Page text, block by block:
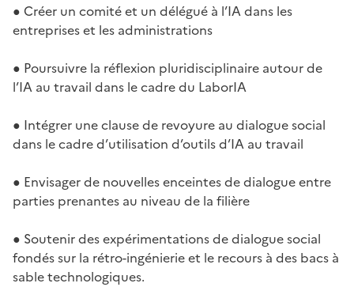
● Créer un comité et un délégué à l’IA dans les
entreprises et les administrations
● Poursuivre la réflexion pluridisciplinaire autour de
l’IA au travail dans le cadre du LaborIA
● Intégrer une clause de revoyure au dialogue social
dans le cadre d’utilisation d’outils d’IA au travail
● Envisager de nouvelles enceintes de dialogue entre
parties prenantes au niveau de la filière
● Soutenir des expérimentations de dialogue social
fondés sur la rétro-ingénierie et le recours à des bacs à
sable technologiques.